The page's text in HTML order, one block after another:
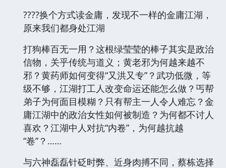
????换个方式读金庸，发现不一样的金庸江湖，
原来我们都身处江湖
打狗棒百无一用？这根绿莹莹的棒子其实是政治
信物，关乎传统与道义；黄老邪为何越来越不
邪？黄药师如何变得“又洪又专”？武功低微，等
级不够，江湖打工人改变命运还能怎么做？丐帮
弟子为何面目模糊？只有帮主一人令人难忘？金
庸江湖中的政治女性如何被制造？为何都不讨人
喜欢？江湖中人对抗“内卷”，为何越抗越
“卷”？……
与六神磊磊针砭时弊、近身肉搏不同，蔡栋选择